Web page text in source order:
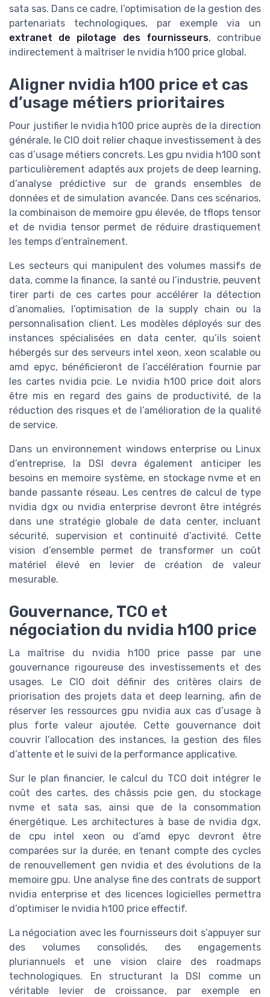
sata sas. Dans ce cadre, l’optimisation de la gestion des
partenariats technologiques, par exemple via un
extranet de pilotage des fournisseurs, contribue
indirectement à maîtriser le nvidia h100 price global.
Aligner nvidia h100 price et cas
d’usage métiers prioritaires
Pour justifier le nvidia h100 price auprès de la direction
générale, le CIO doit relier chaque investissement à des
cas d’usage métiers concrets. Les gpu nvidia h100 sont
particulièrement adaptés aux projets de deep learning,
d’analyse prédictive sur de grands ensembles de
données et de simulation avancée. Dans ces scénarios,
la combinaison de memoire gpu élevée, de tflops tensor
et de nvidia tensor permet de réduire drastiquement
les temps d’entraînement.
Les secteurs qui manipulent des volumes massifs de
data, comme la finance, la santé ou l’industrie, peuvent
tirer parti de ces cartes pour accélérer la détection
d’anomalies, l’optimisation de la supply chain ou la
personnalisation client. Les modèles déployés sur des
instances spécialisées en data center, qu’ils soient
hébergés sur des serveurs intel xeon, xeon scalable ou
amd epyc, bénéficieront de l’accélération fournie par
les cartes nvidia pcie. Le nvidia h100 price doit alors
être mis en regard des gains de productivité, de la
réduction des risques et de l’amélioration de la qualité
de service.
Dans un environnement windows enterprise ou Linux
d’entreprise, la DSI devra également anticiper les
besoins en memoire système, en stockage nvme et en
bande passante réseau. Les centres de calcul de type
nvidia dgx ou nvidia enterprise devront être intégrés
dans une stratégie globale de data center, incluant
sécurité, supervision et continuité d’activité. Cette
vision d’ensemble permet de transformer un coût
matériel élevé en levier de création de valeur
mesurable.
Gouvernance, TCO et
négociation du nvidia h100 price
La maîtrise du nvidia h100 price passe par une
gouvernance rigoureuse des investissements et des
usages. Le CIO doit définir des critères clairs de
priorisation des projets data et deep learning, afin de
réserver les ressources gpu nvidia aux cas d’usage à
plus forte valeur ajoutée. Cette gouvernance doit
couvrir l’allocation des instances, la gestion des files
d’attente et le suivi de la performance applicative.
Sur le plan financier, le calcul du TCO doit intégrer le
coût des cartes, des châssis pcie gen, du stockage
nvme et sata sas, ainsi que de la consommation
énergétique. Les architectures à base de nvidia dgx,
de cpu intel xeon ou d’amd epyc devront être
comparées sur la durée, en tenant compte des cycles
de renouvellement gen nvidia et des évolutions de la
memoire gpu. Une analyse fine des contrats de support
nvidia enterprise et des licences logicielles permettra
d’optimiser le nvidia h100 price effectif.
La négociation avec les fournisseurs doit s’appuyer sur
des volumes consolidés, des engagements
pluriannuels et une vision claire des roadmaps
technologiques. En structurant la DSI comme un
véritable levier de croissance, par exemple en